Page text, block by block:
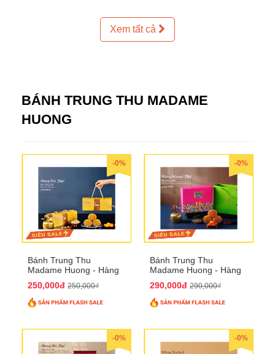
Xem tất cả
BÁNH TRUNG THU MADAME
HUONG
-0%
Bánh Trung Thu
Madame Huong - Hàng
250,000đ 250,000₫
-0%
Bánh Trung Thu
Madame Huong - Hàng
290,000đ 290,000₫
-0% -0%